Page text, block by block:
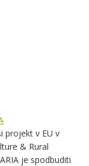
projekt v EU v
& Rural
je spodbuditi